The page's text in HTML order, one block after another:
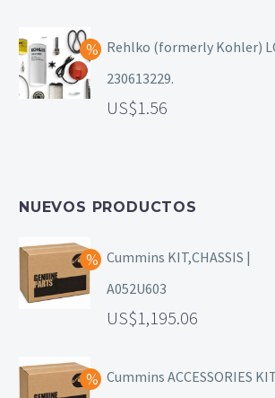
Rehlko (formerly Kohler)
230613229.
1.56
NUEVOS PRODUCTOS
Cummins KIT,CHASSIS |
A052U603
1,195.06
Cummins ACCESSORIES